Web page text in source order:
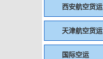
西安航空货运
天津航空货运
国际空运